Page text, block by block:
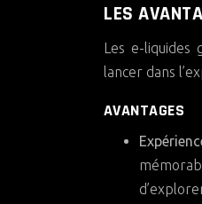
LES
Les e-liquides
lancer dans
AVANTAGES